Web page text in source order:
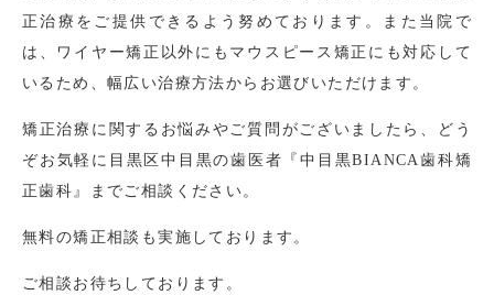
正治療をご提供できるよう努めております。また当院で
は、ワイヤー矯正以外にもマウスピース矯正にも対応して
いるため、幅広い治療方法からお選びいただけます。
矯正治療に関するお悩みやご質問がございましたら、どう
ぞお気軽に目黒区中目黒の歯医者『中目黒BIANCA歯科矯
正歯科』までご相談ください。
無料の矯正相談も実施しております。
ご相談お待ちしております。